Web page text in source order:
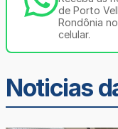
de Porto
Rondônia
celular.
Noticias